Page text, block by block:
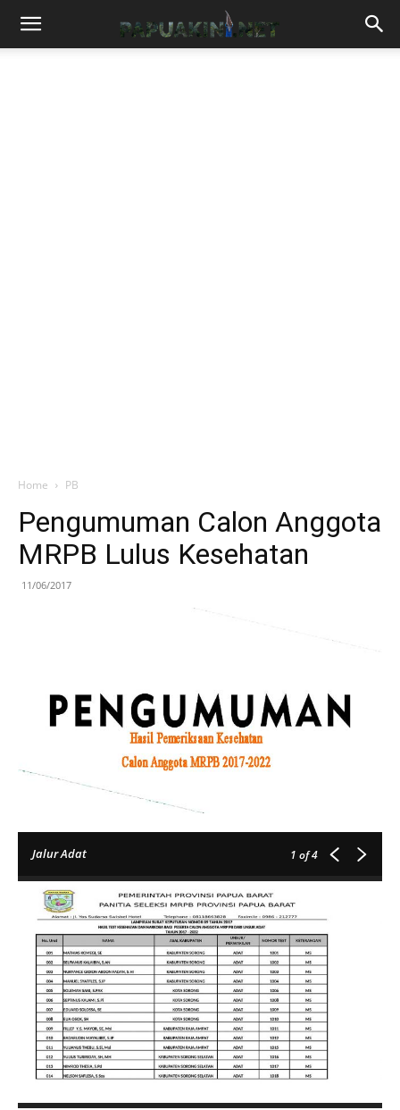
Home PB
Pengumuman Calon Anggota
MRPB Lulus Kesehatan
11/06/2017
Jalur Adat 1 of 4